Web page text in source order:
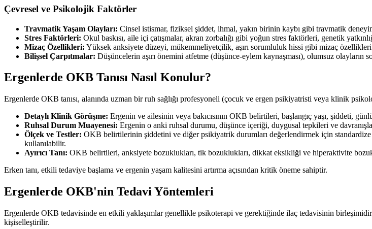
Çevresel ve Psikolojik Faktörler
Travmatik Yaşam Olayları: Cinsel istismar, fiziksel şiddet, ihmal, yakın birinin kaybı gibi travmatik
Stres Faktörleri: Okul baskısı, aile içi çatışmalar, akran zorbalığı gibi yoğun stres faktörleri, genetik
Mizaç Özellikleri: Yüksek anksiyete düzeyi, mükemmeliyetçilik, aşırı sorumluluk hissi gibi mizaç
Bilişsel Çarpıtmalar: Düşüncelerin aşırı önemini atfetme (düşünce-eylem kaynaşması), olumsuz
Ergenlerde OKB Tanısı Nasıl Konulur?
Ergenlerde OKB tanısı, alanında uzman bir ruh sağlığı profesyoneli (çocuk ve ergen psikiyatristi veya klinik
Detaylı Klinik Görüşme: Ergenin ve ailesinin veya bakıcısının OKB belirtileri, başlangıç yaşı, şiddeti,
Ruhsal Durum Muayenesi: Ergenin o anki ruhsal durumu, düşünce içeriği, duygusal tepkileri ve
Ölçek ve Testler: OKB belirtilerinin şiddetini ve diğer psikiyatrik durumları değerlendirmek için
kullanılabilir.
Ayırıcı Tanı: OKB belirtileri, anksiyete bozuklukları, tik bozuklukları, dikkat eksikliği ve hiperaktivite
Erken tanı, etkili tedaviye başlama ve ergenin yaşam kalitesini artırma açısından kritik öneme sahiptir.
Ergenlerde OKB'nin Tedavi Yöntemleri
Ergenlerde OKB tedavisinde en etkili yaklaşımlar genellikle psikoterapi ve gerektiğinde ilaç tedavisinin
kişiselleştirilir.